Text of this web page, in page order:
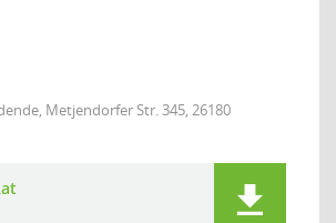
Metjendorfer Str. 345, 26180